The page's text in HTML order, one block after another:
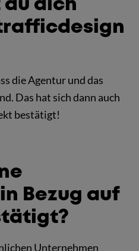
du dich
die Agentur und das
Das hat sich dann auch
bestätigt!
Bezug auf
Unternehmen